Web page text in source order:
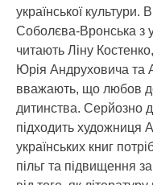
української
Соболєва-Вронська з
читають Ліну
Юрія Андруховича та
вважають, що любов
дитинства. Серйозно
підходить художниця
українських книг
пільг та підвищення